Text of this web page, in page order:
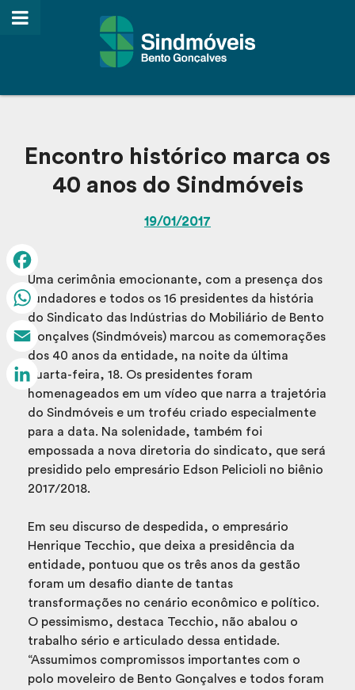
Encontro histórico marca os
40 anos do Sindmóveis
19/01/2017
Uma cerimônia emocionante, com a presença dos
fundadores e todos os 16 presidentes da história
do Sindicato das Indústrias do Mobiliário de Bento
Gonçalves (Sindmóveis) marcou as comemorações
dos 40 anos da entidade, na noite da última
quarta-feira, 18. Os presidentes foram
homenageados em um vídeo que narra a trajetória
do Sindmóveis e um troféu criado especialmente
para a data. Na solenidade, também foi
empossada a nova diretoria do sindicato, que será
presidido pelo empresário Edson Pelicioli no biênio
2017/2018.
Em seu discurso de despedida, o empresário
Henrique Tecchio, que deixa a presidência da
entidade, pontuou que os três anos da gestão
foram um desafio diante de tantas
transformações no cenário econômico e político.
O pessimismo, destaca Tecchio, não abalou o
trabalho sério e articulado dessa entidade.
“Assumimos compromissos importantes com o
polo moveleiro de Bento Gonçalves e todos foram
Facebook
Email